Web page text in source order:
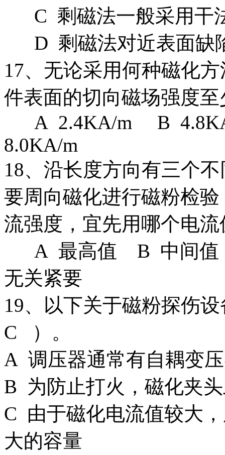
C 剩磁法一般采用干
D 剩磁法对近表面缺
17、无论采用何种磁化
件表面的切向磁场强度
A 2.4KA/m B
8.0KA/m
18、沿长度方向有三个
要周向磁化进行磁粉检
流强度，宜先用哪个电
A 最高值 B 中间值
无关紧要
19、以下关于磁粉探伤
C ）。
A 调压器通常有自耦变
B 为防止打火，磁化夹
C 由于磁化电流值较大
大的容量